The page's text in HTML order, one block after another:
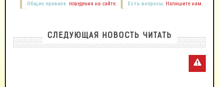
Есть вопросы. Напишите нам.
Общие правила поведения на сайте.
СЛЕДУЮЩАЯ НОВОСТЬ ЧИТАТЬ